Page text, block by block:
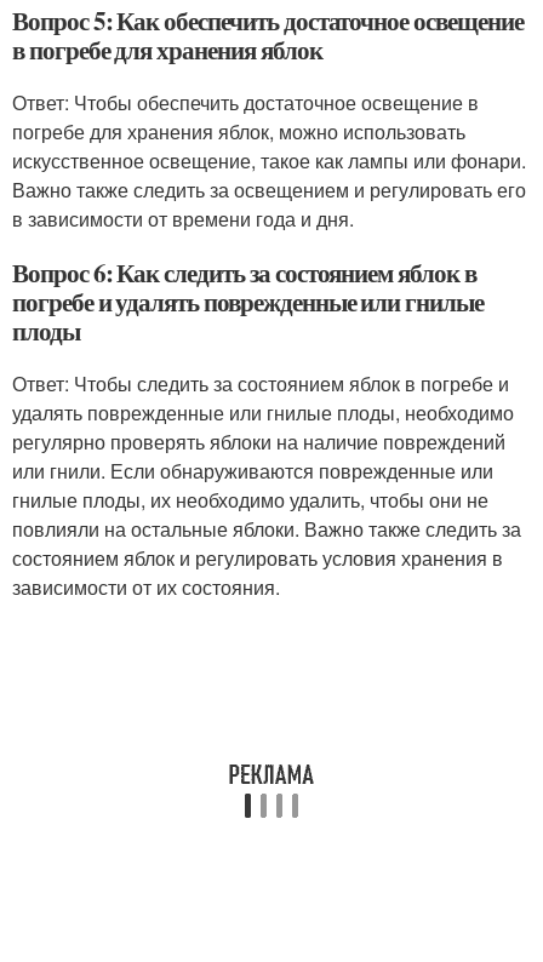
Вопрос 5: Как обеспечить достаточное освещение
в погребе для хранения яблок
Ответ: Чтобы обеспечить достаточное освещение в
погребе для хранения яблок, можно использовать
искусственное освещение, такое как лампы или фонари.
Важно также следить за освещением и регулировать его
в зависимости от времени года и дня.
Вопрос 6: Как следить за состоянием яблок в
погребе и удалять поврежденные или гнилые
плоды
Ответ: Чтобы следить за состоянием яблок в погребе и
удалять поврежденные или гнилые плоды, необходимо
регулярно проверять яблоки на наличие повреждений
или гнили. Если обнаруживаются поврежденные или
гнилые плоды, их необходимо удалить, чтобы они не
повлияли на остальные яблоки. Важно также следить за
состоянием яблок и регулировать условия хранения в
зависимости от их состояния.